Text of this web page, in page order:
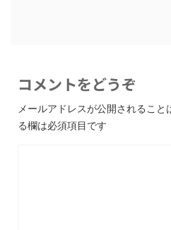
コメントをどうぞ
メールアドレスが公開されること
る欄は必須項目です